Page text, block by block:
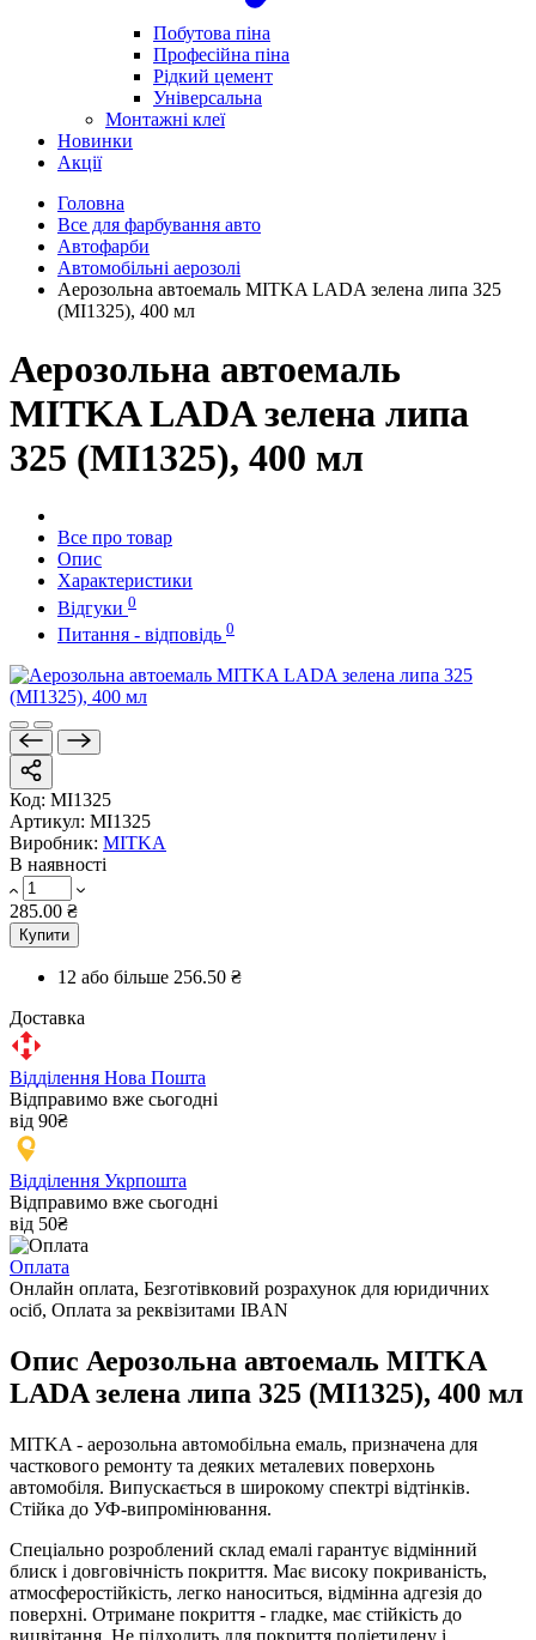
Побутова піна
Професійна піна
Рідкий цемент
Універсальна
Монтажні клеї
Новинки
Акції
Головна
Все для фарбування авто
Автофарби
Автомобільні аерозолі
Аерозольна автоемаль MITKA LADA зелена липа 325
(MI1325), 400 мл
Аерозольна автоемаль
MITKA LADA зелена липа
325 (MI1325), 400 мл
Все про товар
Опис
Характеристики
Відгуки 0
Питання - відповідь 0
Код: MI1325
Артикул: MI1325
Виробник: MITKA
В наявності
285.00 ₴
Купити
12 або більше 256.50 ₴
Доставка
Відділення Нова Пошта
Відправимо вже сьогодні
від 90₴
Відділення Укрпошта
Відправимо вже сьогодні
від 50₴
Оплата
Онлайн оплата, Безготівковий розрахунок для юридичних
осіб, Оплата за реквізитами IBAN
Опис Аерозольна автоемаль MITKA
LADA зелена липа 325 (MI1325), 400 мл
MITKA - аерозольна автомобільна емаль, призначена для
часткового ремонту та деяких металевих поверхонь
автомобіля. Випускається в широкому спектрі відтінків.
Стійка до УФ-випромінювання.
Спеціально розроблений склад емалі гарантує відмінний
блиск і довговічність покриття. Має високу покриваність,
атмосферостійкість, легко наноситься, відмінна адгезія до
поверхні. Отримане покриття - гладке, має стійкість до
вицвітання. Не підходить для покриття поліетилену і